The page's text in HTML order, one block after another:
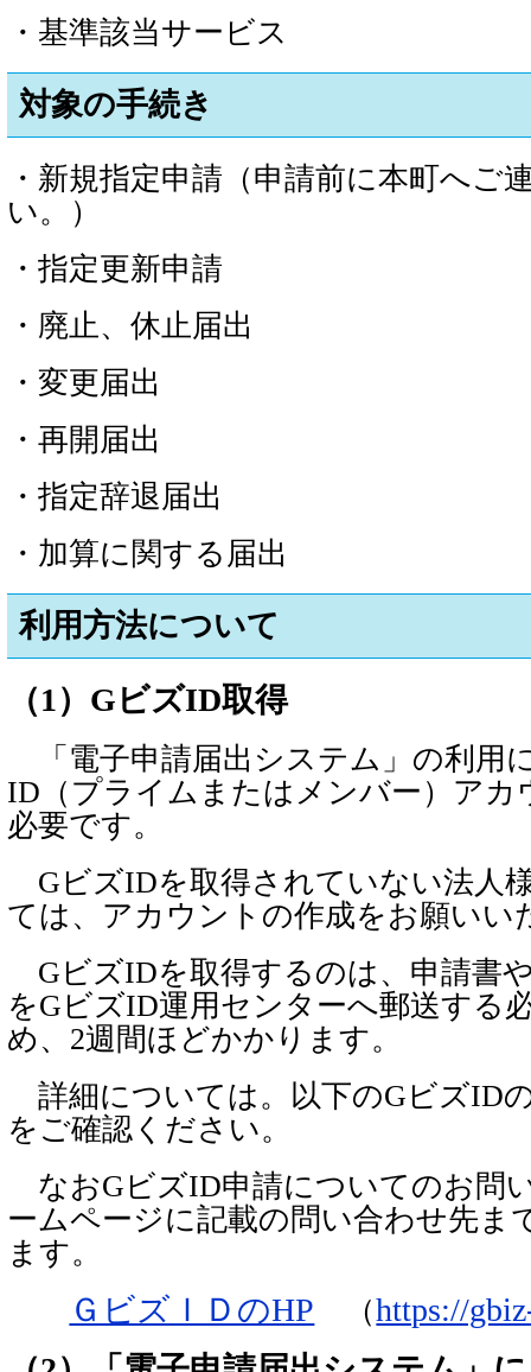
・基準該当サービス
対象の手続き
・新規指定申請（申請前に本町へご
い。）
・指定更新申請
・廃止、休止届出
・変更届出
・再開届出
・指定辞退届出
・加算に関する届出
利用方法について
（1）GビズID取得
「電子申請届出システム」の利用
ID（プライムまたはメンバー）アカ
必要です。
GビズIDを取得されていない法人
ては、アカウントの作成をお願いい
GビズIDを取得するのは、申請書
をGビズID運用センターへ郵送する
め、2週間ほどかかります。
詳細については。以下のGビズID
をご確認ください。
なおGビズID申請についてのお問
ームページに記載の問い合わせ先ま
ます。
ＧビズＩＤのHP （https://